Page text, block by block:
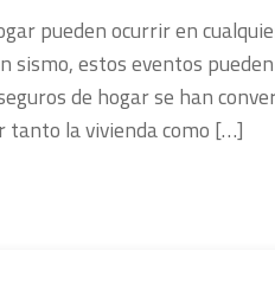
pueden ocurrir en
sismo, estos eventos
de hogar se han
la vivienda como […]